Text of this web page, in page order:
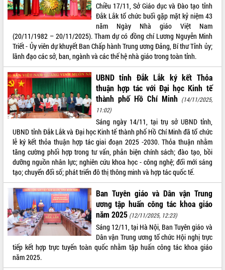
Chiều 17/11, Sở Giáo dục và Đào tạo tỉnh
Đắk Lắk tổ chức buổi gặp mặt kỷ niệm 43
năm Ngày Nhà giáo Việt Nam
(20/11/1982 – 20/11/2025). Tham dự có đồng chí Lương Nguyễn Minh
Triết - Ủy viên dự khuyết Ban Chấp hành Trung ương Đảng, Bí thư Tỉnh ủy;
lãnh đạo các sở, ban, ngành và các thế hệ nhà giáo trong toàn tỉnh.
UBND tỉnh Đắk Lắk ký kết Thỏa
thuận hợp tác với Đại học Kinh tế
thành phố Hồ Chí Minh (14/11/2025,
11:02)
Sáng ngày 14/11, tại trụ sở UBND tỉnh,
UBND tỉnh Đắk Lắk và Đại học Kinh tế thành phố Hồ Chí Minh đã tổ chức
lễ ký kết thỏa thuận hợp tác giai đoạn 2025 -2030. Thỏa thuận nhằm
tăng cường phối hợp trong tư vấn, phản biện chính sách; đào tạo, bồi
dưỡng nguồn nhân lực; nghiên cứu khoa học - công nghệ; đổi mới sáng
tạo; chuyển đổi số; phát triển đô thị thông minh và hợp tác quốc tế.
Ban Tuyên giáo và Dân vận Trung
ương tập huấn công tác khoa giáo
năm 2025 (12/11/2025, 12:23)
Sáng 12/11, tại Hà Nội, Ban Tuyên giáo và
Dân vận Trung ương tổ chức Hội nghị trực
tiếp kết hợp trực tuyến toàn quốc nhằm tập huấn công tác khoa giáo
năm 2025.